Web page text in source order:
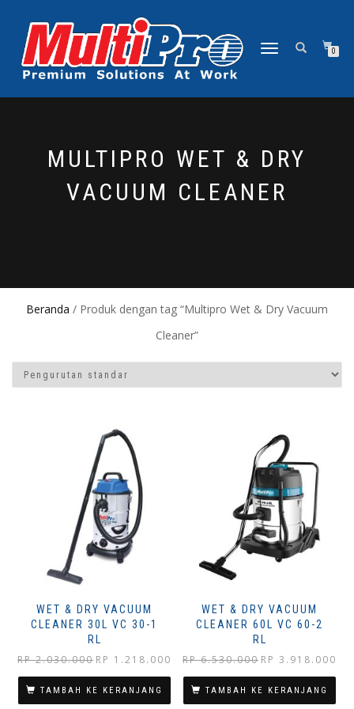
NAVIGASI
0
MULTIPRO WET & DRY
VACUUM CLEANER
Beranda / Produk dengan tag “Multipro Wet & Dry Vacuum
Cleaner”
WET & DRY VACUUM
CLEANER 30L VC 30-1
RL
RP2.030.000 Harga
aslinya
adalah:
Rp 2.030.000.
RP 1.218.000 Harga
saat
adalah:
TAMBAH KE KERANJANG
WET & DRY VACUUM
CLEANER 60L VC 60-2
RL
RP6.530.000 Harga
aslinya
adalah:
Rp 6.530.000.
RP 3.918.000
TAMBAH KE KERANJANG